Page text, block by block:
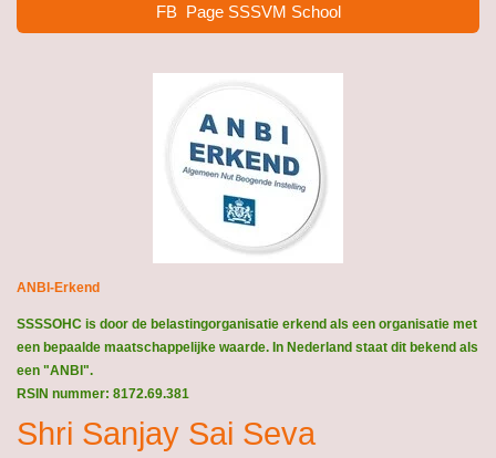
FB Page SSSVM School
ANBI-Erkend
SSSSOHC is door de belastingorganisatie erkend als een organisatie met
een bepaalde maatschappelijke waarde. In Nederland staat dit bekend als
een "ANBI".
RSIN nummer: 8172.69.381
Shri Sanjay Sai Seva